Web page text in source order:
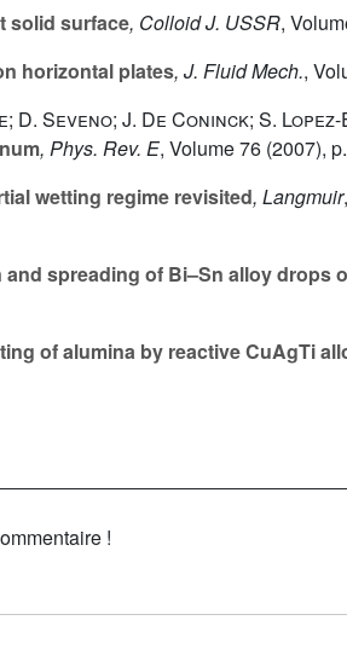
solid surface, Colloid J. USSR,
horizontal plates, J. Fluid Mech.,
D. Seveno; J. De Coninck; S.
, Phys. Rev. E, Volume 76 (2007),
wetting regime revisited, Langmuir
spreading of Bi–Sn alloy drops
of alumina by reactive CuAgTi
!